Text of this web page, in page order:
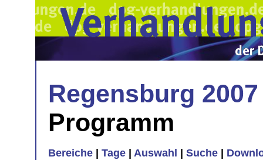
Regensburg 2007
Programm
Bereiche Tage Auswahl Suche